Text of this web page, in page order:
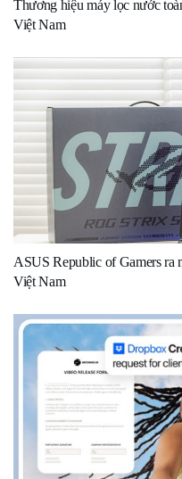
Thương hiệu máy lọc nước
Việt Nam
ASUS Republic of Gamers ra
Việt Nam